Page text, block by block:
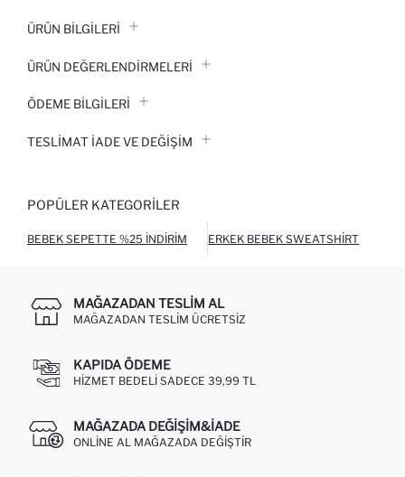
ÜRÜN BILGILERI
ÜRÜN DEĞERLENDİRMELERİ
ÖDEME BİLGİLERİ
TESLIMAT İADE VE DEĞIŞIM
POPÜLER KATEGORILER
BEBEK SEPETTE %25 İNDIRIM ERKEK BEBEK SWEATSHIRT
MAĞAZADAN TESLIM AL
MAĞAZADAN TESLIM ÜCRETSIZ
KAPIDA ÖDEME
HIZMET BEDELI SADECE 39,99 TL
MAĞAZADA DEĞIŞIM&İADE
ONLINE AL MAĞAZADA DEĞIŞTIR